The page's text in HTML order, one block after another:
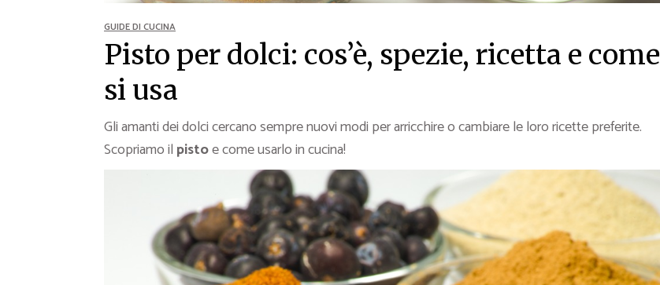
GUIDE DI CUCINA
Pisto per dolci: cos’è, spezie, ricetta e come
si usa
Gli amanti dei dolci cercano sempre nuovi modi per arricchire o cambiare le loro ricette preferite.
Scopriamo il pistoe come usarlo in cucina!